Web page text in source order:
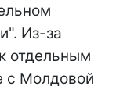
Из-за
отдельным
с Молдовой